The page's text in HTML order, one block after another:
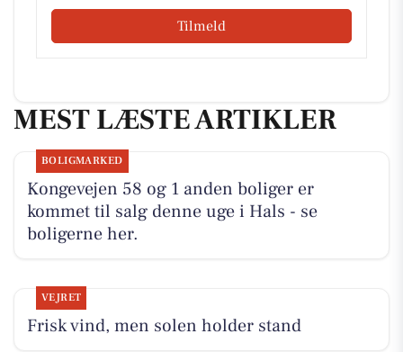
Tilmeld
MEST LÆSTE ARTIKLER
BOLIGMARKED
Kongevejen 58 og 1 anden boliger er
kommet til salg denne uge i Hals - se
boligerne her.
VEJRET
Frisk vind, men solen holder stand